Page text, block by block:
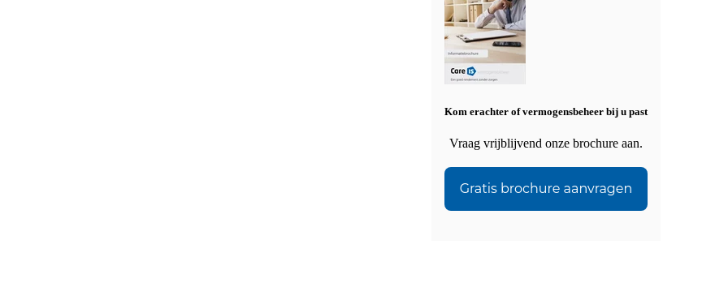
Kom erachter of vermogensbeheer bij u past
Vraag vrijblijvend onze brochure aan.